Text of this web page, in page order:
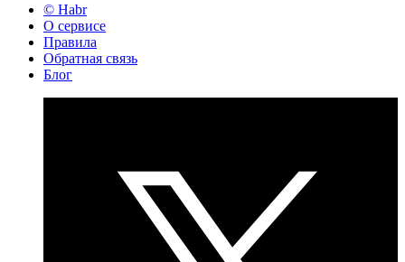
© Habr
О сервисе
Правила
Обратная связь
Блог